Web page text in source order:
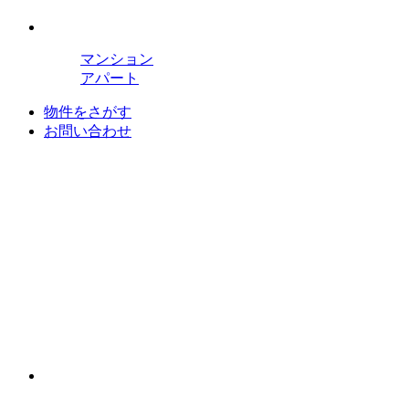
マンション
アパート
物件をさがす
お問い合わせ